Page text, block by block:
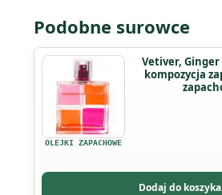
Podobne surowce
OLEJKI ZAPACHOWE
Vetiver,
kompozycja
Dodaj do koszyka